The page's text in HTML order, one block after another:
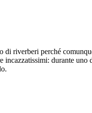
di riverberi perché
incazzatissimi: durante uno